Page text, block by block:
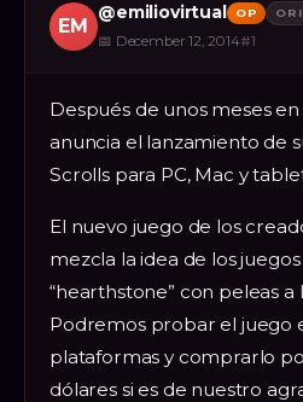
EM
@emiliovirtual OP
📅 December 12, 2014#1
Después de unos meses
anuncia el lanzamiento de
Scrolls para PC, Mac y
El nuevo juego de los
mezcla la idea de los
“hearthstone” con peleas a
Podremos probar el juego
plataformas y comprarlo
dólares si es de nuestro